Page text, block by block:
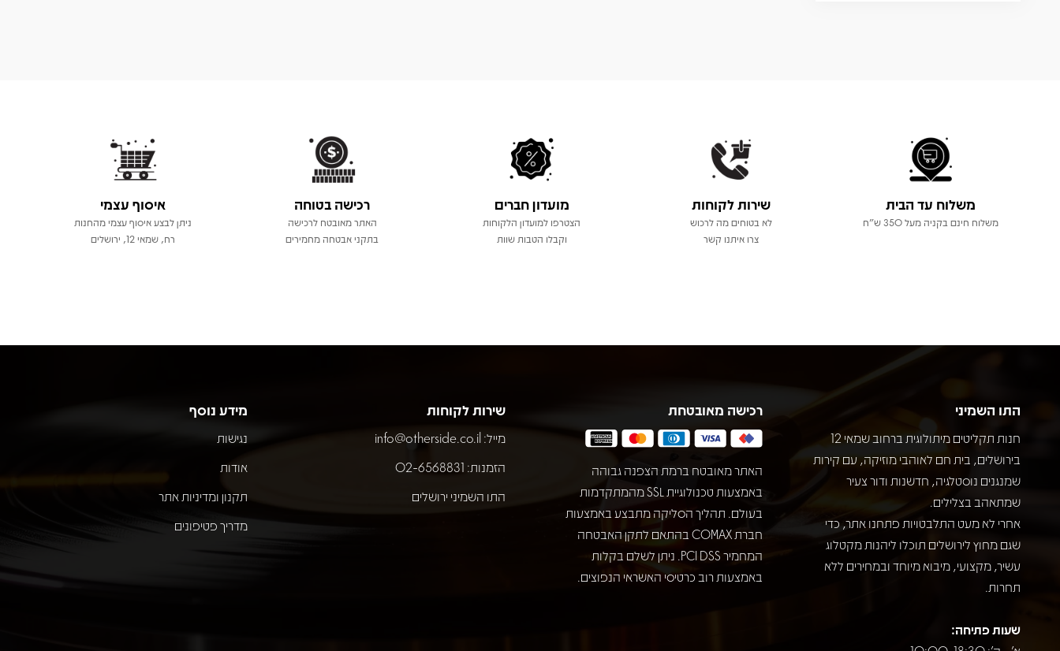
משלוח עד הבית
משלוח חינם בקניה מעל 350 ש"ח
שירות לקוחות
לא בטוחים מה לרכוש
צרו איתנו קשר
מועדון חברים
הצטרפו למועדון הלקוחות
וקבלו הטבות שוות
רכישה בטוחה
האתר מאובטח לרכישה
בתקני אבטחה מחמירים
איסוף עצמי
ניתן לבצע איסוף עצמי מהחנות
רח, שמאי 12, ירושלים
התו השמיני
חנות תקליטים מיתולוגית ברחוב שמאי 12
בירושלים, בית חם לאוהבי מוזיקה, עם קירות
שמנגנים נוסטלגיה, חדשנות ודור צעיר
שמתאהב בצלילים.
אחרי לא מעט התלבטויות פתחנו אתר, כדי
שגם מחוץ לירושלים תוכלו ליהנות מקטלוג
עשיר, מקצועי, מיבוא מיוחד ובמחירים ללא
תחרות.
שעות פתיחה:
רכישה מאובטחת
האתר מאובטח ברמת הצפנה גבוהה
באמצעות טכנולוגיית SSL מהמתקדמות
בעולם. תהליך הסליקה מתבצע באמצעות
חברת COMAX בהתאם לתקן האבטחה
המחמיר PCI DSS. ניתן לשלם בקלות
באמצעות רוב כרטיסי האשראי הנפוצים.
שירות לקוחות
מייל: info@otherside.co.il
הזמנות: 02-6568831
התו השמיני ירושלים
מידע נוסף
נגישות
אודות
תקנון ומדיניות אתר
מדריך פטיפונים